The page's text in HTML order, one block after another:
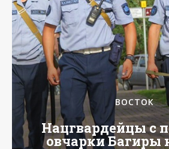
ВОСТОК
Нацгвардейцы с
овчарки Багиры